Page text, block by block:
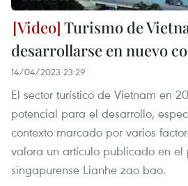
Turismo de
desarrollarse en nuevo
14/04/2023 23:29
El sector turístico de Vietnam en
potencial para el desarrollo,
contexto marcado por varios
valora un artículo publicado en el
singapurense Lianhe zao bao.